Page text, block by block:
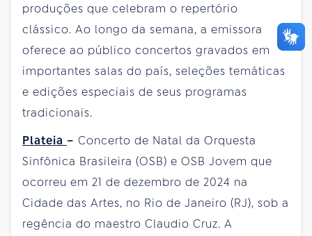
produções que celebram o repertório
clássico. Ao longo da semana, a emissora
oferece ao público concertos gravados em
importantes salas do país, seleções temáticas
e edições especiais de seus programas
tradicionais.
Plateia – Concerto de Natal da Orquesta
Sinfônica Brasileira (OSB) e OSB Jovem que
ocorreu em 21 de dezembro de 2024 na
Cidade das Artes, no Rio de Janeiro (RJ), sob a
regência do maestro Claudio Cruz. A